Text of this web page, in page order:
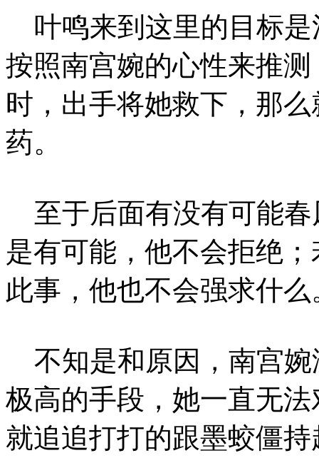
叶鸣来到这里的目标是
按照南宫婉的心性来推
时，出手将她救下，那
药。
至于后面有没有可能春
是有可能，他不会拒绝
此事，他也不会强求什么
不知是和原因，南宫婉
极高的手段，她一直无
就追追打打的跟墨蛟僵持